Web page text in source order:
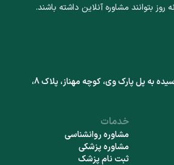
روز بتوانند مشاوره آنلاین داشته باشند.
خدمات
مشاوره روانشناسی
مشاوره پزشکی
ثبت نام پزشک
تهران، خ ولیعصر، نرسیده به پل پارک وی، کوچه مهناز، پلاک 8،